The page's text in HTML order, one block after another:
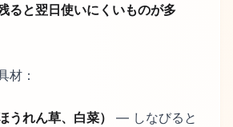
ると翌日使いにくいものが多
材：
うれん草、白菜）
— しなびると